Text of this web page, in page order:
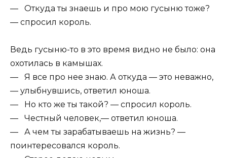
— Откуда ты знаешь и про мою гусыню тоже?
— спросил король.
Ведь гусыню-то в это время видно не было: она
охотилась в камышах.
— Я все про нее знаю. А откуда — это неважно,
— улыбнувшись, ответил юноша.
— Но кто же ты такой? — спросил король.
— Честный человек,— ответил юноша.
— А чем ты зарабатываешь на жизнь? —
поинтересовался король.